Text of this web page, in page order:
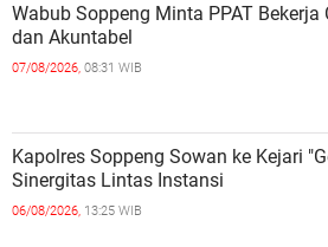
Wabub Soppeng Minta PPAT Bekerja
dan Akuntabel ‎
07/08/2026, 08:31 WIB
Kapolres Soppeng Sowan ke Kejari
Sinergitas Lintas Instansi ‎
06/08/2026, 13:25 WIB